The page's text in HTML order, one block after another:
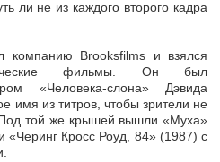
ли не из каждого второго кадра
компанию Brooksfilms и взялся
фильмы. Он был
«Человека-слона» Дэвида
имя из титров, чтобы зрители не
той же крышей вышли «Муха»
«Черинг Кросс Роуд, 84» (1987) с